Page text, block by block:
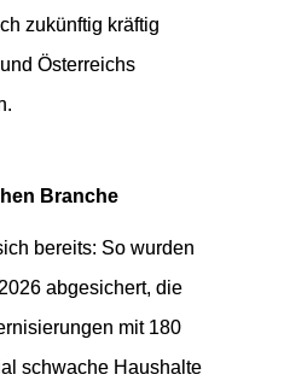
zukünftig kräftig
Österreichs
Branche
bereits: So wurden
abgesichert, die
mit 180
schwache Haushalte